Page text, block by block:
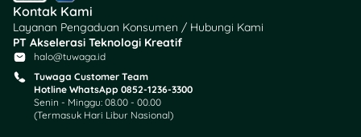
mau beli mobil atau motor
bekas biar nggak
kecolongan. Jadi, pastikan
tahu gimana langkah-
langkahnya, ya.
Jadi, jangan sampai BPKB
Kontak Kami
Layanan Pengaduan Konsumen / Hubungi Kami
PT Akselerasi Teknologi Kreatif
halo@tuwaga.id
Tuwaga Customer Team
Hotline WhatsApp 0852-1236-3300
Senin - Minggu: 08.00 - 00.00
(Termasuk Hari Libur Nasional)